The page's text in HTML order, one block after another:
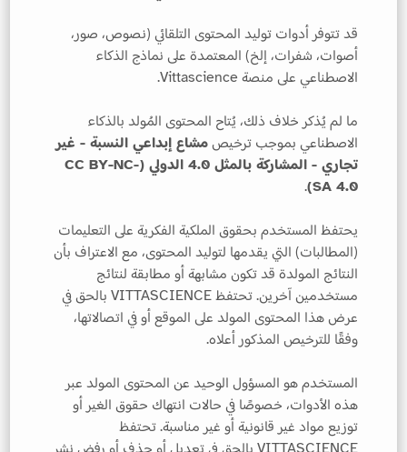
قد تتوفر أدوات توليد المحتوى التلقائي (نصوص، صور،
أصوات، شفرات، إلخ) المعتمدة على نماذج الذكاء
الاصطناعي على منصة Vittascience.
ما لم يُذكر خلاف ذلك، يُتاح المحتوى المُولد بالذكاء
الاصطناعي بموجب ترخيص مشاع إبداعي النسبة - غير
تجاري - المشاركة بالمثل 4.0 الدولي (CC BY-NC-
SA 4.0)
.
يحتفظ المستخدم بحقوق الملكية الفكرية على التعليمات
(المطالبات) التي يقدمها لتوليد المحتوى، مع الاعتراف بأن
النتائج المولدة قد تكون مشابهة أو مطابقة لنتائج
مستخدمين آخرين. تحتفظ VITTASCIENCE بالحق في
عرض هذا المحتوى المولد على الموقع أو في اتصالاتها،
وفقًا للترخيص المذكور أعلاه.
المستخدم هو المسؤول الوحيد عن المحتوى المولد عبر
هذه الأدوات، خصوصًا في حالات انتهاك حقوق الغير أو
توزيع مواد غير قانونية أو غير مناسبة. تحتفظ
VITTASCIENCE بالحق في تعديل أو حذف أو رفض نشر